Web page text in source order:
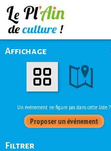
Affichage
Un événement ne figure pas dans cette liste ?
Proposer un événement
Filtrer